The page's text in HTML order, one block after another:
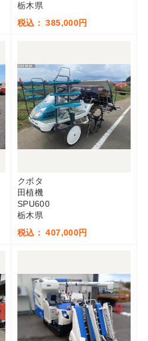
栃木県
税込： 385,000円
クボタ
田植機
SPU600
栃木県
税込： 407,000円